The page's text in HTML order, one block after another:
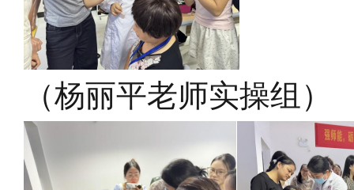
（杨丽平老师实操组 ）